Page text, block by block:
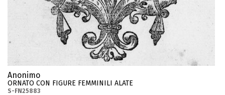
Anonimo
ORNATO CON FIGURE FEMMINILI ALATE
S-FN25883